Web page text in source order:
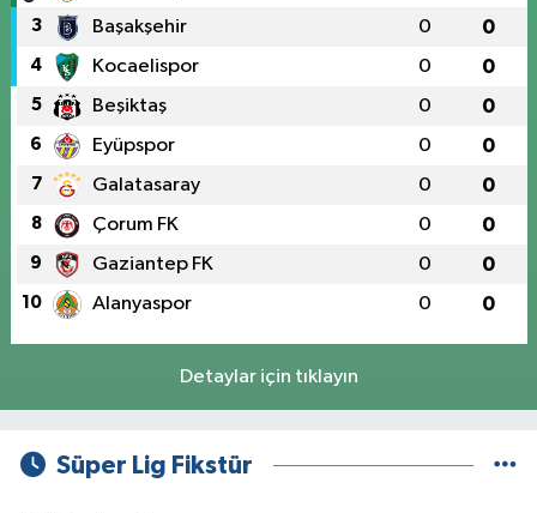
3 Başakşehir 0 0
4 Kocaelispor 0 0
5 Beşiktaş 0 0
6 Eyüpspor 0 0
7 Galatasaray 0 0
8 Çorum FK 0 0
9 Gaziantep FK 0 0
10 Alanyaspor 0 0
Detaylar için tıklayın
Süper Lig Fikstür